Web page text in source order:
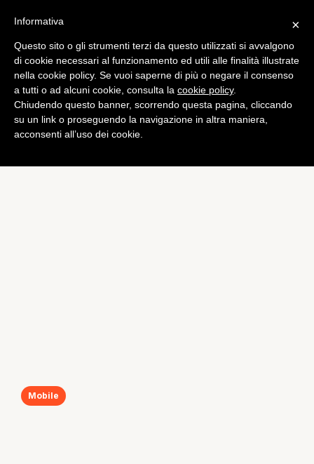
Mobile
×
Informativa
Questo sito o gli strumenti terzi da questo utilizzati si avvalgono
di cookie necessari al funzionamento ed utili alle finalità illustrate
nella cookie policy. Se vuoi saperne di più o negare il consenso
a tutti o ad alcuni cookie, consulta la cookie policy.
Chiudendo questo banner, scorrendo questa pagina, cliccando
su un link o proseguendo la navigazione in altra maniera,
acconsenti all’uso dei cookie.